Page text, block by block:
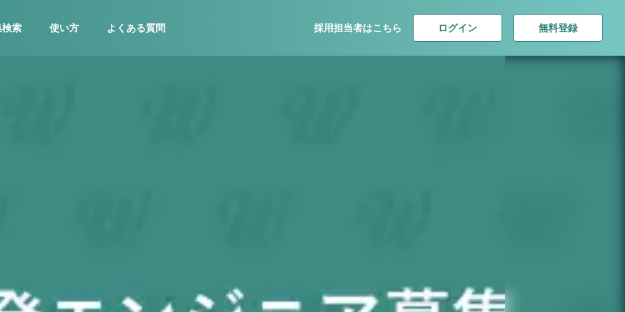
検索 使い方 よくある質問 採用担当者はこちら ログイン 無料登録